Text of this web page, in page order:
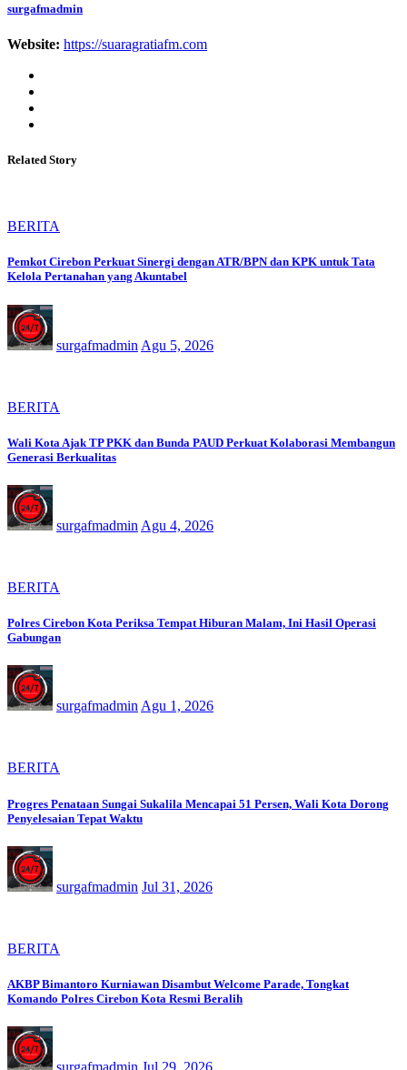
surgafmadmin
Website: https://suaragratiafm.com
Related Story
BERITA
Pemkot Cirebon Perkuat Sinergi dengan ATR/BPN dan KPK untuk Tata
Kelola Pertanahan yang Akuntabel
surgafmadmin Agu 5, 2026
BERITA
Wali Kota Ajak TP PKK dan Bunda PAUD Perkuat Kolaborasi Membangun
Generasi Berkualitas
surgafmadmin Agu 4, 2026
BERITA
Polres Cirebon Kota Periksa Tempat Hiburan Malam, Ini Hasil Operasi
Gabungan
surgafmadmin Agu 1, 2026
BERITA
Progres Penataan Sungai Sukalila Mencapai 51 Persen, Wali Kota Dorong
Penyelesaian Tepat Waktu
surgafmadmin Jul 31, 2026
BERITA
AKBP Bimantoro Kurniawan Disambut Welcome Parade, Tongkat
Komando Polres Cirebon Kota Resmi Beralih
surgafmadmin Jul 29, 2026